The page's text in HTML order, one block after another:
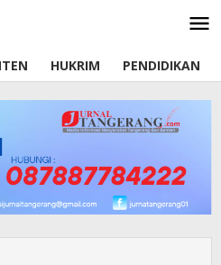
HUKRIM PENDIDIKAN